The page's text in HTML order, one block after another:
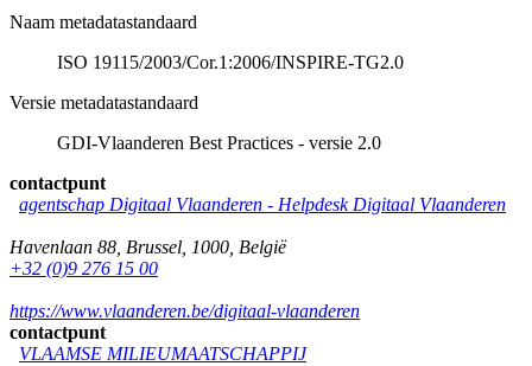
Naam metadatastandaard
ISO 19115/2003/Cor.1:2006/INSPIRE-TG2.0
Versie metadatastandaard
GDI-Vlaanderen Best Practices - versie 2.0
contactpunt
agentschap Digitaal Vlaanderen - Helpdesk Digitaal Vlaanderen
Havenlaan 88 Brussel 1000 België
+32 (0)9 276 15 00
https://www.vlaanderen.be/digitaal-vlaanderen
contactpunt
VLAAMSE MILIEUMAATSCHAPPIJ